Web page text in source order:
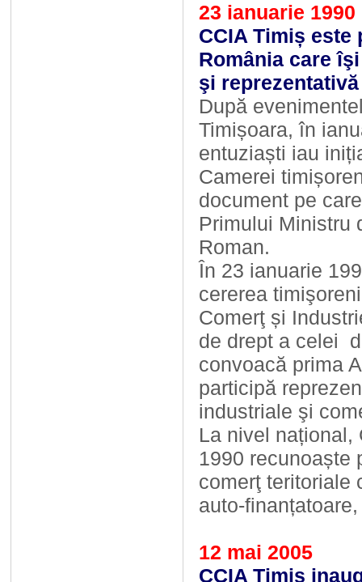
23 ianuarie 1990
CCIA Timiș
România care
şi
După
Timișoara, în
entuziaști iau
Camerei
document pe
Primului Ministru
Roman.
În 23 ianuarie
cererea
Comerţ și
de drept a celei
convoacă prima
participă
industriale şi
La nivel național,
1990 recunoaște
comerţ teritoriale
auto-
12 mai 2005
CCIA Timiș